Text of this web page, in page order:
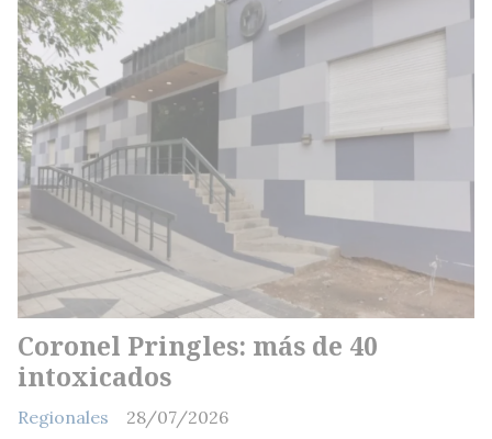
Coronel Pringles: más de 40
intoxicados
Regionales 28/07/2026